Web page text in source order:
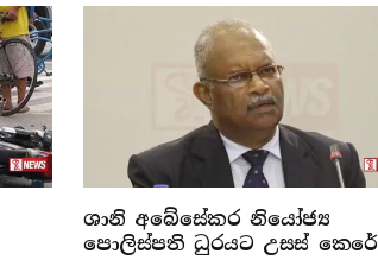
ශානි අබේසේකර නියෝජ්‍ය
පොලිස්පති ධුරයට උසස් කෙරේ